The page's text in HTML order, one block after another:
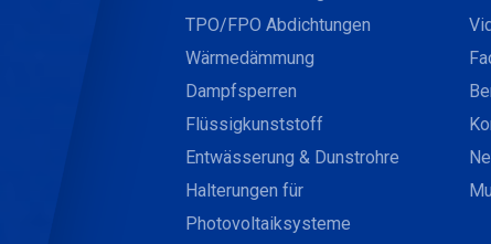
TPO/FPO Abdichtungen
Wärmedämmung
Dampfsperren
Flüssigkunststoff
Entwässerung & Dunstrohre
Halterungen für
Photovoltaiksysteme